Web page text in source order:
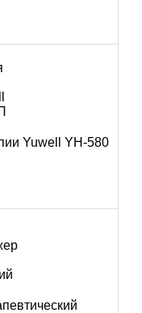
Yuwell YH-580